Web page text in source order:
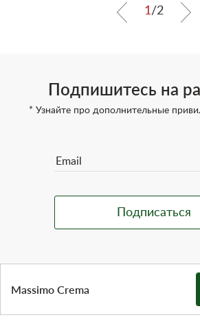
1/2
Подпишитесь на
* Узнайте про дополнительные
Massimo Crema